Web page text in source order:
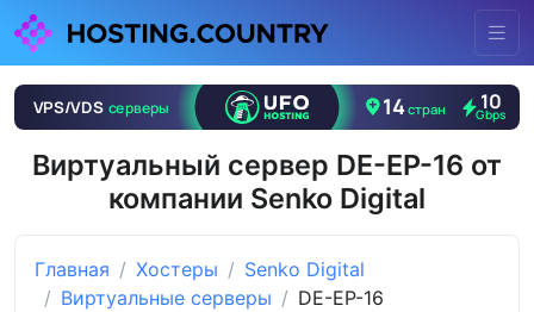
Виртуальный сервер DE-EP-16 от
компании Senko Digital
Главная Хостеры
Senko Digital
Виртуальные серверы
DE-EP-16